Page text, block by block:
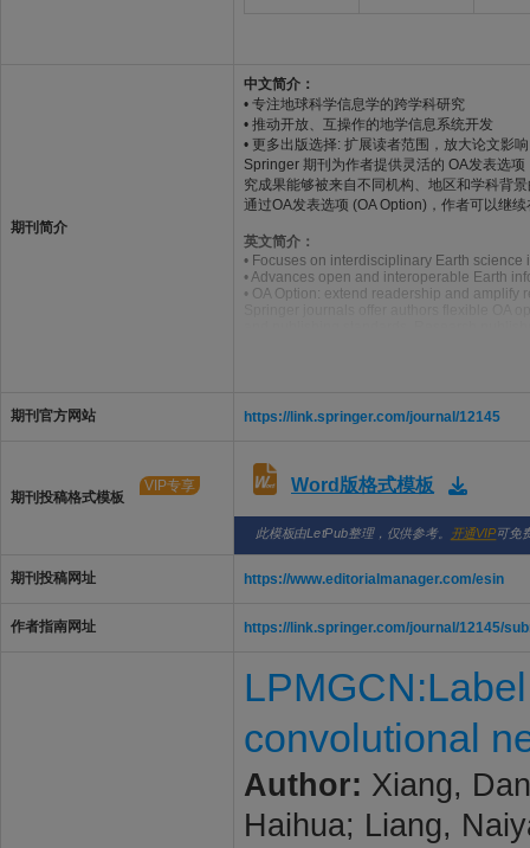
期刊简介
中文简介：
• 专注地球科学信息学的跨学科研究
• 推动开放、互操作的地学信息系统开发
• 更多出版选择: 扩展读者范围，放大论文影响
Springer 期刊为作者提供灵活的 OA发表选
究成果能够被来自不同机构、地区和学科背
通过OA发表选项 (OA Option)，作者可以继
英文简介：
• Focuses on interdisciplinary Earth science
• Advances open and interoperable Earth
• OA Option: extend readership and amplify
期刊官方网站 https://link.springer.com/journal/12145
期刊投稿格式模板
VIP专享 Word版格式模板
此模板由LetPub整理，仅供参考。 开通VIP可免
期刊投稿网址 https://www.editorialmanager.com/esin
作者指南网址 https://link.springer.com/journal/12145/
convolutional
Author: Xiang,
Haihua; Liang,